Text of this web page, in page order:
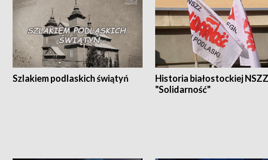
Szlakiem podlaskich świątyń
Historia białostockiej NSZZ
"Solidarność"